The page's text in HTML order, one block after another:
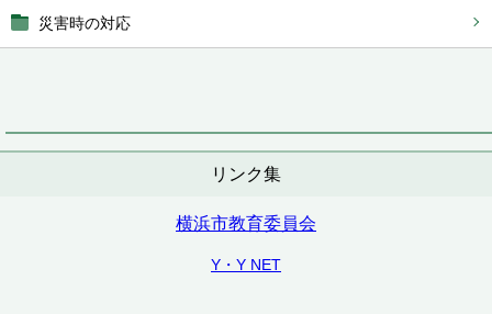
災害時の対応
リンク集
横浜市教育委員会
Y・Y NET